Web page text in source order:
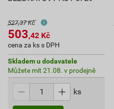
527,37 Kč
503,42 Kč
cena za ks s DPH
Skladem u dodavatele
Můžete mít 21.08. v prodejně
ks